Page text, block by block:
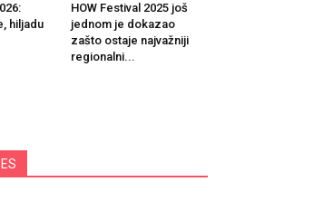
hiljadu
HOW Festival 2025 još
jednom je dokazao
zašto ostaje najvažniji
regionalni...